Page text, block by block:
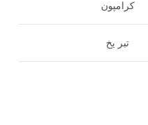
کرامپون
تبر یخ